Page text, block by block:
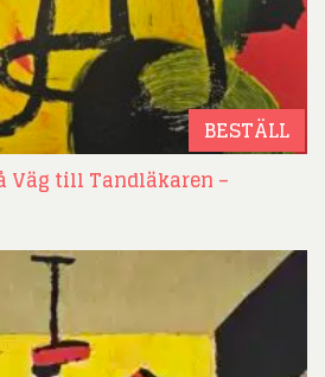
BESTÄLL
Väg till Tandläkaren –